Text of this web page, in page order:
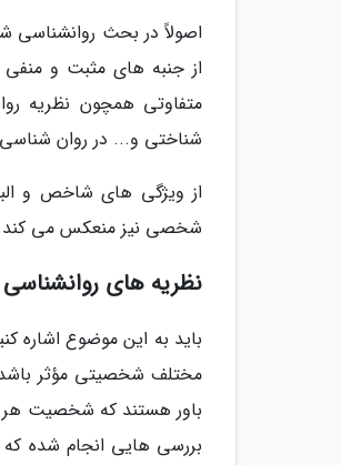
اصولاً در بحث
از جنبه های مثبت و
متفاوتی همچون نظریه
شناختی و... در روان
از ویژگی های شاخص و
شخصی نیز منعکس می
نظریه های
باید به این موضوع اشاره
مختلف شخصیتی مؤثر
باور هستند که شخصیت هر
بررسی هایی انجام شده که